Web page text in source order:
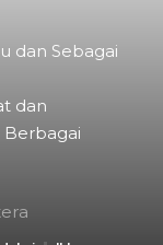
dan Sebagai
dan
Berbagai